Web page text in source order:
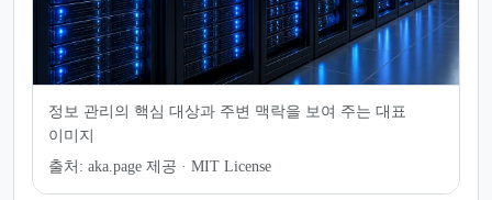
정보 관리의 핵심 대상과 주변 맥락을 보여 주는 대표
이미지
출처: aka.page 제공 · MIT License